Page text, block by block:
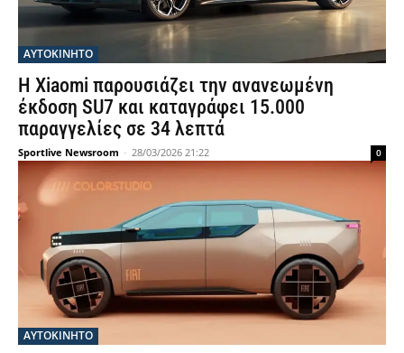
ΑΥΤΟΚΙΝΗΤΟ
Η Xiaomi παρουσιάζει την ανανεωμένη
έκδοση SU7 και καταγράφει 15.000
παραγγελίες σε 34 λεπτά
Sportlive Newsroom - 28/03/2026 21:22 0
ΑΥΤΟΚΙΝΗΤΟ